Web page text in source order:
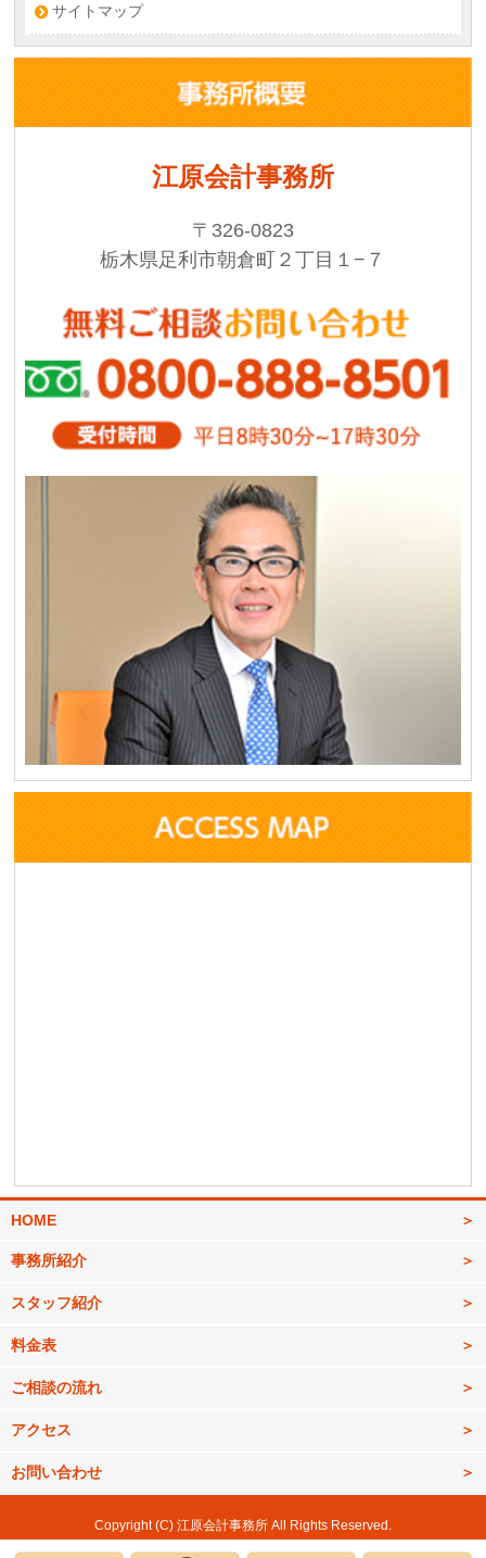
サイトマップ
江原会計事務所
〒326-0823
栃木県足利市朝倉町２丁目１−７
HOME
事務所紹介
スタッフ紹介
料金表
ご相談の流れ
アクセス
お問い合わせ
Copyright (C) 江原会計事務所 All Rights Reserved.